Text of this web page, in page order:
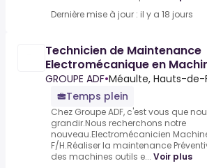
Dernière mise à jour : il y a 18 jours
Technicien de Maintenance
Electromécanique en
F/H
GROUPE ADF•Méaulte, Hauts-de-
Temps plein
Chez Groupe ADF, c'est vous que
grandir.Nous recherchons notre
nouveau.Electromécanicien
F/H.Réaliser la maintenance
des machines outils e... Voir plus